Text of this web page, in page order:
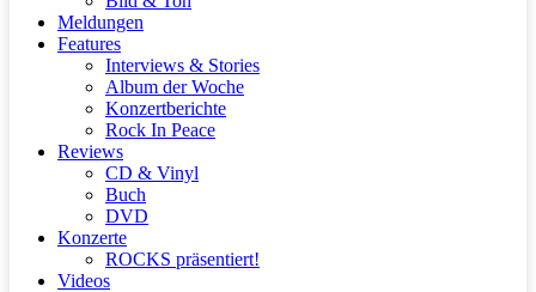
Meldungen
Features
Interviews & Stories
Album der Woche
Konzertberichte
Rock In Peace
Reviews
CD & Vinyl
Buch
DVD
Konzerte
ROCKS präsentiert!
Videos